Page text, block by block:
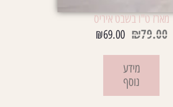
מארז ט"ו בשבט איריס
₪79.00
₪69.00
מידע
נוסף